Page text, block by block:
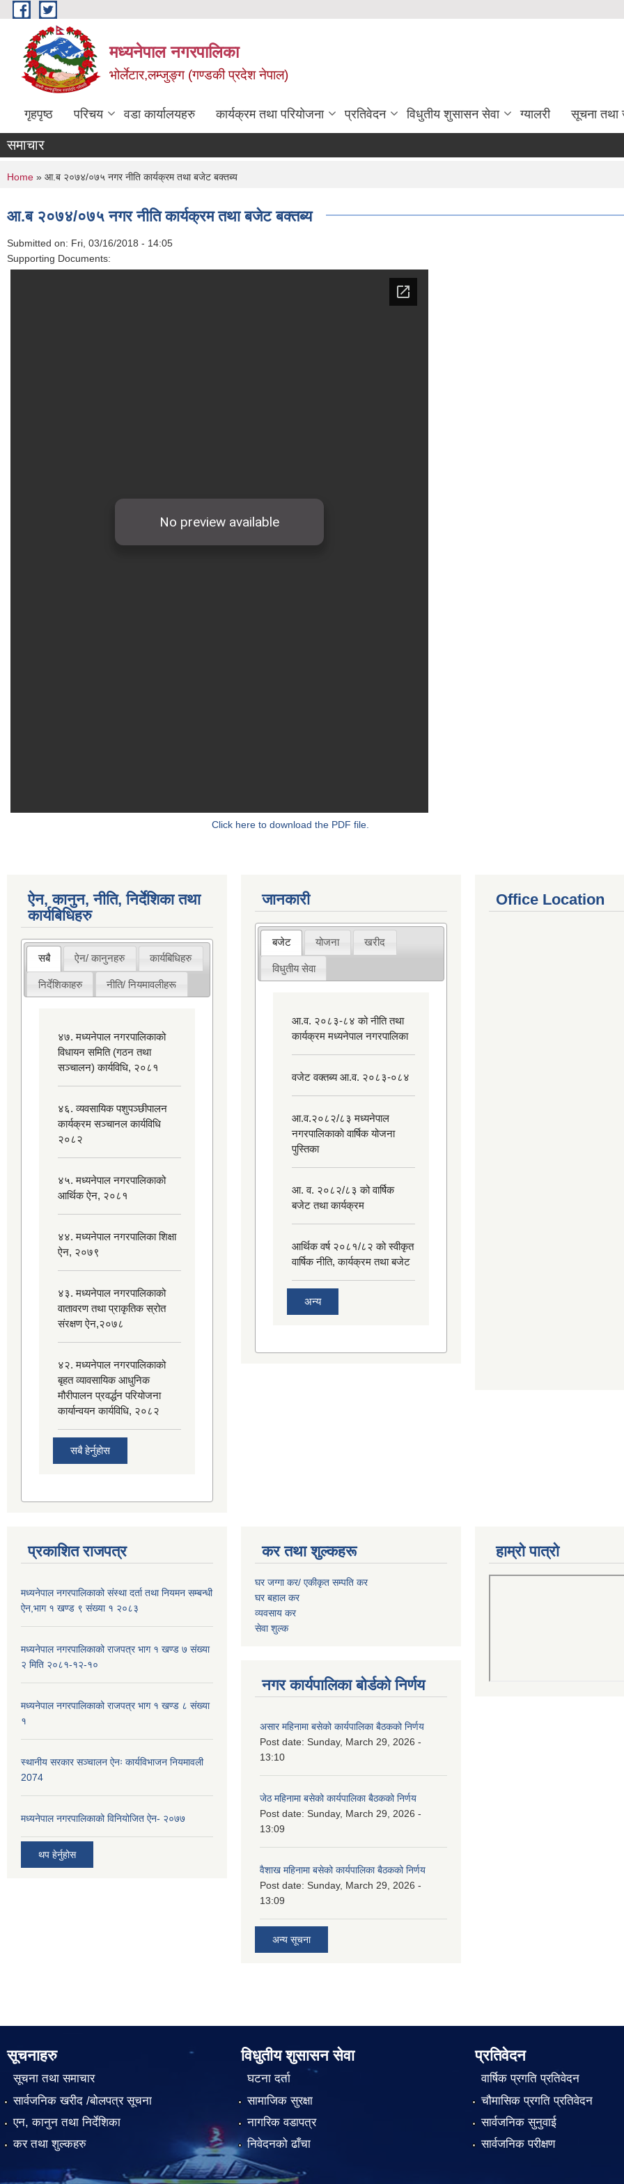
Skip to main content
मध्यनेपाल नगरपालिका
भोर्लेटार,लम्जुङ्ग (गण्डकी प्रदेश नेपाल)
गृहपृष्ठ परिचय वडा कार्यालयहरु कार्यक्रम तथा परियोजना प्रतिवेदन विधुतीय शुसासन सेवा ग्यालरी सूचना तथा
समाचार
You are here
Home » आ.ब २०७४/०७५ नगर नीति कार्यक्रम तथा बजेट बक्तब्य
आ.ब २०७४/०७५ नगर नीति कार्यक्रम तथा बजेट बक्तब्य
Submitted on: Fri, 03/16/2018 - 14:05
Supporting Documents:
Click here to download the PDF file.
ऐन, कानुन, नीति, निर्देशिका तथा
कार्यबिधिहरु
सबै ऐन/ कानुनहरु कार्यबिधिहरु
निर्देशिकाहरु नीति/ नियमावलीहरू
४७. मध्यनेपाल नगरपालिकाको
विधायन समिति (गठन तथा
सञ्चालन) कार्यविधि, २०८१
४६. व्यवसायिक पशुपञ्छीपालन
कार्यक्रम सञ्चानल कार्यविधि
२०८२
४५. मध्यनेपाल नगरपालिकाको
आर्थिक ऐन, २०८१
४४. मध्यनेपाल नगरपालिका शिक्षा
ऐन, २०७९
४३. मध्यनेपाल नगरपालिकाको
वातावरण तथा प्राकृतिक स्रोत
संरक्षण ऐन,२०७८
४२. मध्यनेपाल नगरपालिकाको
बृहत व्यावसायिक आधुनिक
मौरीपालन प्रवर्द्धन परियोजना
कार्यान्वयन कार्यविधि, २०८२
सबै हेर्नुहोस
जानकारी
बजेट योजना खरीद
विधुतीय सेवा
आ.व. २०८३-८४ को नीति तथा
कार्यक्रम मध्यनेपाल नगरपालिका
वजेट वक्तब्य आ.व. २०८३-०८४
आ.व.२०८२/८३ मध्यनेपाल
नगरपालिकाको वार्षिक योजना
पुस्तिका
आ. व. २०८२/८३ को वार्षिक
बजेट तथा कार्यक्रम
आर्थिक वर्ष २०८१/८२ को स्वीकृत
वार्षिक नीति, कार्यक्रम तथा बजेट
अन्य
Office Location
प्रकाशित राजपत्र
मध्यनेपाल नगरपालिकाको संस्था दर्ता तथा नियमन सम्बन्धी
ऐन,भाग १ खण्ड ९ संख्या १ २०८३
मध्यनेपाल नगरपालिकाको राजपत्र भाग १ खण्ड ७ संख्या
२ मिति २०८१-१२-१०
मध्यनेपाल नगरपालिकाको राजपत्र भाग १ खण्ड ८ संख्या
१
स्थानीय सरकार सञ्चालन ऐनः कार्यविभाजन नियमावली
2074
मध्यनेपाल नगरपालिकाको विनियोजित ऐन- २०७७
थप हेर्नुहोस
कर तथा शुल्कहरू
घर जग्गा कर/ एकीकृत सम्पति कर
घर बहाल कर
व्यवसाय कर
सेवा शुल्क
नगर कार्यपालिका बोर्डको निर्णय
असार महिनामा बसेको कार्यपालिका बैठकको निर्णय
Post date: Sunday, March 29, 2026 -
13:10
जेठ महिनामा बसेको कार्यपालिका बैठकको निर्णय
Post date: Sunday, March 29, 2026 -
13:09
वैशाख महिनामा बसेको कार्यपालिका बैठकको निर्णय
Post date: Sunday, March 29, 2026 -
13:09
अन्य सूचना
हाम्रो पात्रो
सूचनाहरु
सूचना तथा समाचार
सार्वजनिक खरीद /बोलपत्र सूचना
एन, कानुन तथा निर्देशिका
कर तथा शुल्कहरु
विधुतीय शुसासन सेवा
घटना दर्ता
सामाजिक सुरक्षा
नागरिक वडापत्र
निवेदनको ढाँचा
प्रतिवेदन
वार्षिक प्रगति प्रतिवेदन
चौमासिक प्रगति प्रतिवेदन
सार्वजनिक सुनुवाई
सार्वजनिक परीक्षण